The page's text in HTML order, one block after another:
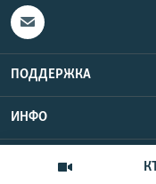
ПОДДЕРЖКА
ИНФО
Copyright
UTC+3